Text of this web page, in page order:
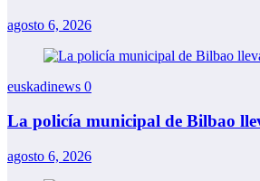
agosto 6, 2026
euskadinews 0
La policía municipal de Bilbao
agosto 6, 2026